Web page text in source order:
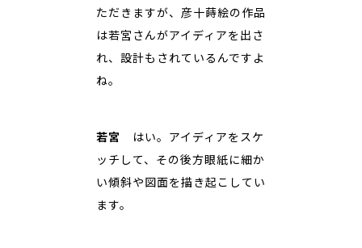
ただきますが、彦十蒔絵の作品
は若宮さんがアイディアを出さ
れ、設計もされているんですよ
ね。
若宮
はい。アイディアをスケ
ッチして、その後方眼紙に細か
い傾斜や図面を描き起こしてい
ます。